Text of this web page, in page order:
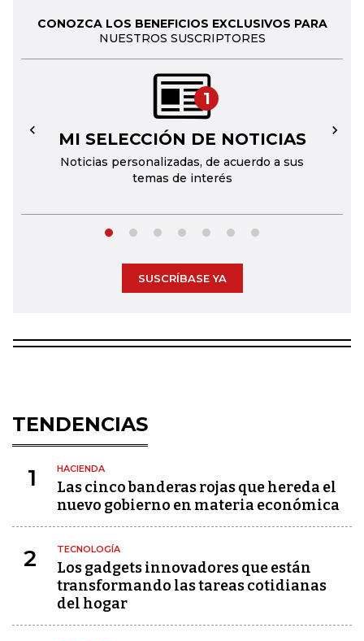
CONOZCA LOS BENEFICIOS EXCLUSIVOS PARA
NUESTROS SUSCRIPTORES
1
MI SELECCIÓN DE NOTICIAS
Noticias personalizadas, de acuerdo a sus
temas de interés
← →
SUSCRÍBASE YA
TENDENCIAS
1 HACIENDA
Las cinco banderas rojas que hereda el
nuevo gobierno en materia económica
2 TECNOLOGÍA
Los gadgets innovadores que están
transformando las tareas cotidianas
del hogar